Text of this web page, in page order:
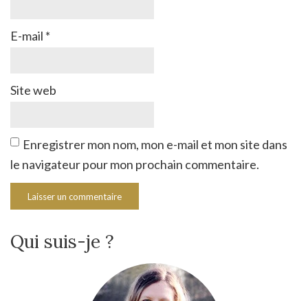
E-mail *
Site web
Enregistrer mon nom, mon e-mail et mon site dans
le navigateur pour mon prochain commentaire.
Qui suis-je ?